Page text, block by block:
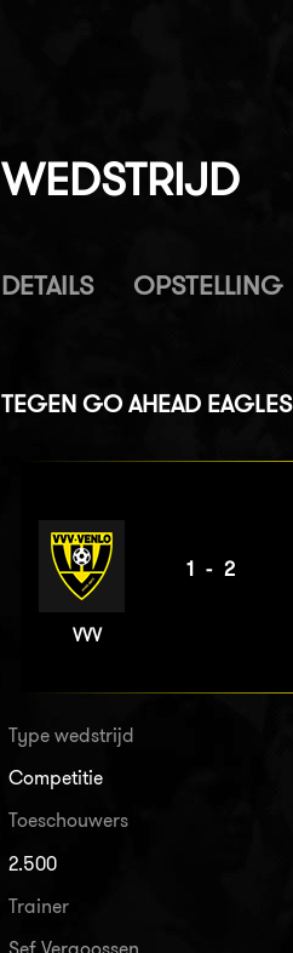
WEDSTRIJD
DETAILS OPSTELLING
TEGEN GO AHEAD EAGLES
VVV
1-2
Type wedstrijd
Competitie
Toeschouwers
2.500
Trainer